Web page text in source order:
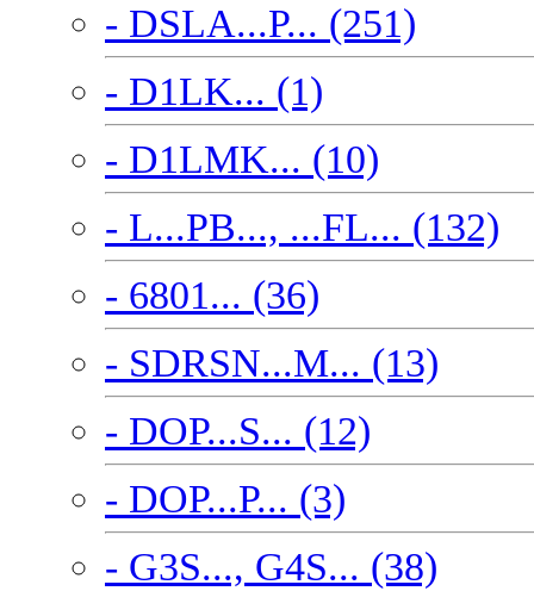
- DSLA...P... (251)
- D1LK... (1)
- D1LMK... (10)
- L...PB..., ...FL... (132)
- 6801... (36)
- SDRSN...M... (13)
- DOP...S... (12)
- DOP...P... (3)
- G3S..., G4S... (38)